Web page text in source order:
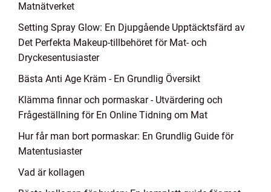
Matnätverket
Setting Spray Glow: En Djupgående Upptäcktsfärd av
Det Perfekta Makeup-tillbehöret för Mat- och
Dryckesentusiaster
Bästa Anti Age Kräm - En Grundlig Översikt
Klämma finnar och pormaskar - Utvärdering och
Frågeställning för En Online Tidning om Mat
Hur får man bort pormaskar: En Grundlig Guide för
Matentusiaster
Vad är kollagen